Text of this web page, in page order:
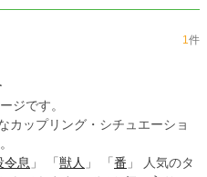
1件
ジです。
カップリング・シチュエーショ
令息 」 「 獣人 」 「 番 」 人気のタ